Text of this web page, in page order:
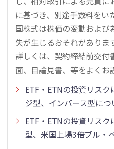
に基づき、別途手数料をい
国株式は株価の変動および
失が生じるおそれがありま
詳しくは、契約締結前交付
面、目論見書、等をよくお
ETF・ETNの投資リス
ジ型、インバース型につ
ETF・ETNの投資リス
型、米国上場3倍ブル・